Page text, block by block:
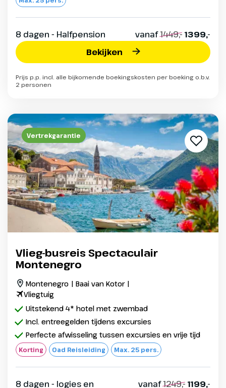
8 dagen - Halfpension vanaf1449,- 1399,-
Bekijken
Prijs p.p. incl. alle bijkomende boekingskosten per boeking o.b.v.
2 personen
Vertrekgarantie
Vlieg-busreis Spectaculair
Montenegro
Montenegro | Baai van Kotor |
Vliegtuig
Uitstekend 4* hotel met zwembad
Incl. entreegelden tijdens excursies
Perfecte afwisseling tussen excursies en vrije tijd
Korting Oad Reisleiding Max. 25 pers.
8 dagen - logies en
vanaf1249,- 1199,-